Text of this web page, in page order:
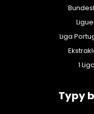
Liga
1
Typy